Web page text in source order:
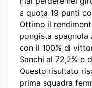
a quota 19 punti
Ottimo il
pongista spagnola
con il 100% di
Sanchi al 72,2% e
Questo risultato
prima squadra